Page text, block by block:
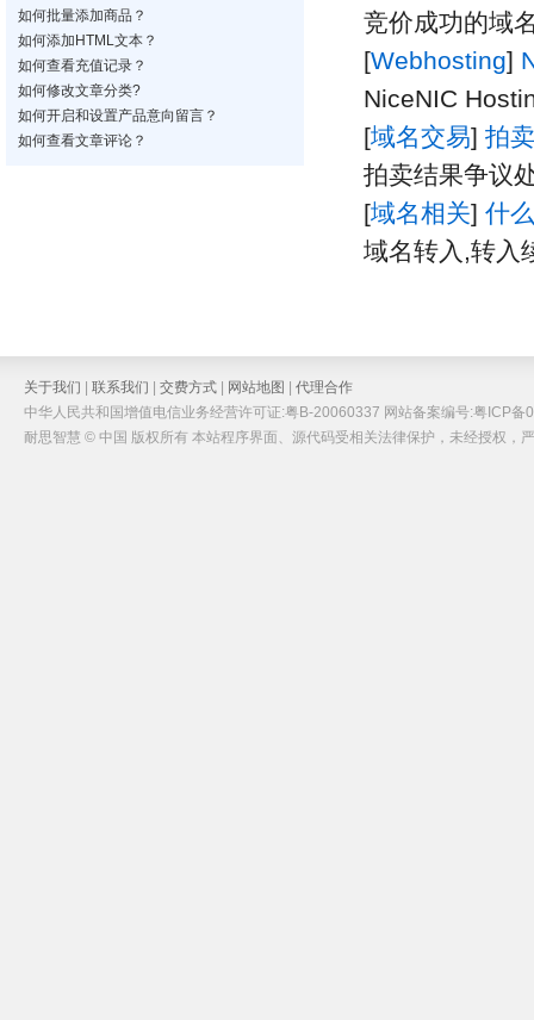
如何批量添加商品？
如何添加HTML文本？
如何查看充值记录？
如何修改文章分类?
如何开启和设置产品意向留言？
如何查看文章评论？
竞价成功的域
[Webhosting]
NiceNIC
[域名交易] 拍
拍卖结果争议
[域名相关] 什
域名转入,转入
关于我们 联系我们 交费方式 网站地图
代理合作
中华人民共和国增值电信业务经营许可证:粤B-20060337 网站备案编号:粤ICP备
耐思智慧 © 中国 版权所有 本站程序界面、源代码受相关法律保护，未经授权，